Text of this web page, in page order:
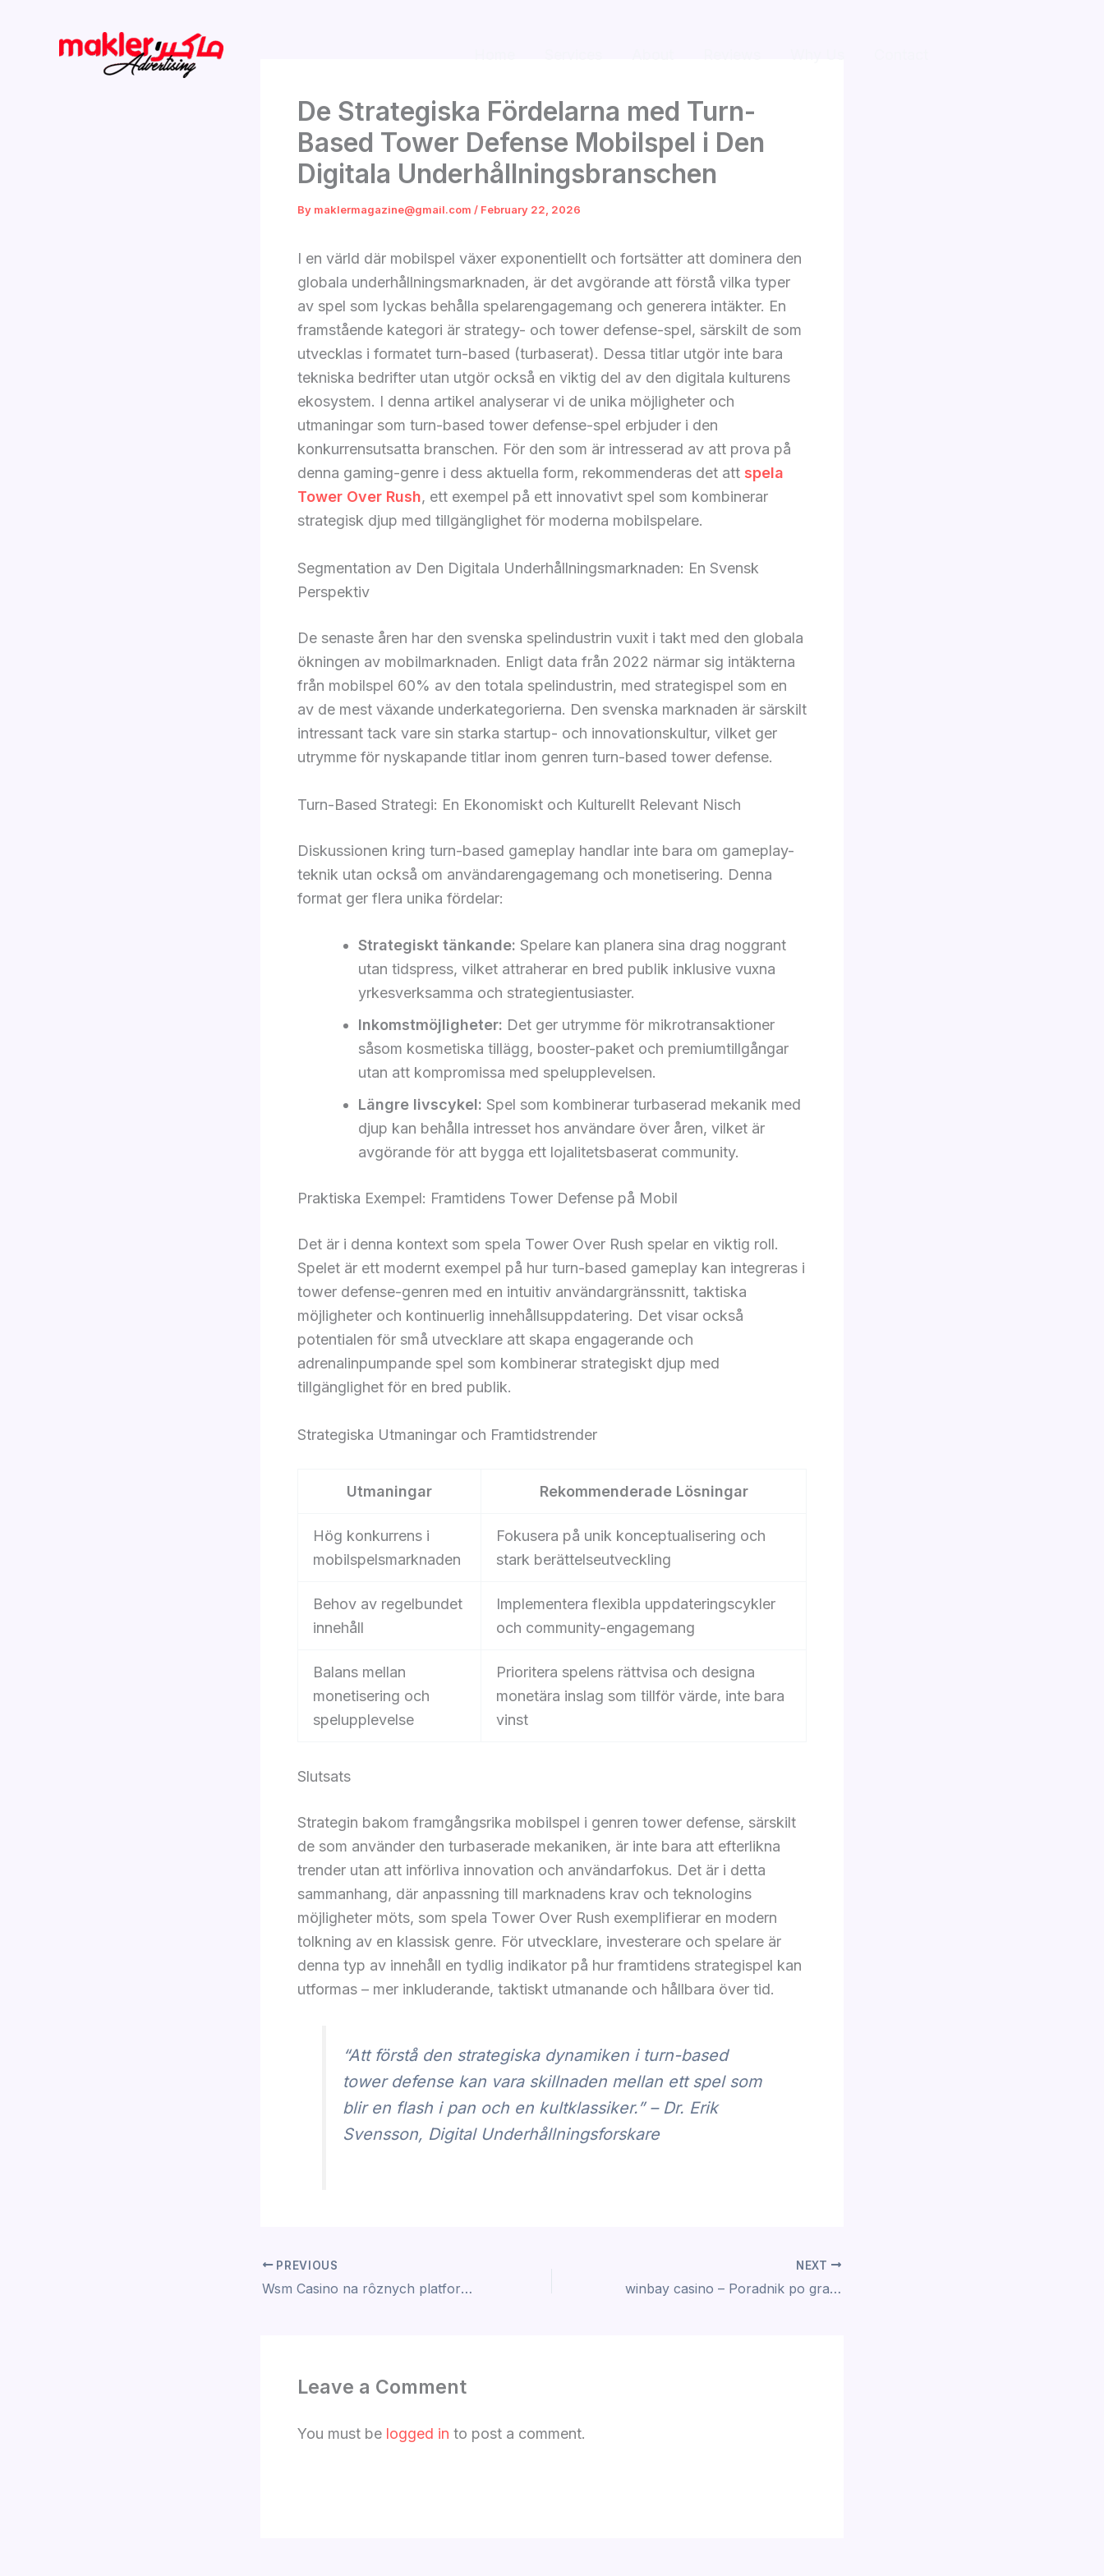
De Strategiska Fördelarna med Turn-
Based Tower Defense Mobilspel i Den
Digitala Underhållningsbranschen
By maklermagazine@gmail.com / February 22, 2026
I en värld där mobilspel växer exponentiellt och fortsätter att dominera den
globala underhållningsmarknaden, är det avgörande att förstå vilka typer
av spel som lyckas behålla spelarengagemang och generera intäkter. En
framstående kategori är strategy- och tower defense-spel, särskilt de som
utvecklas i formatet turn-based (turbaserat). Dessa titlar utgör inte bara
tekniska bedrifter utan utgör också en viktig del av den digitala kulturens
ekosystem. I denna artikel analyserar vi de unika möjligheter och
utmaningar som turn-based tower defense-spel erbjuder i den
konkurrensutsatta branschen. För den som är intresserad av att prova på
denna gaming-genre i dess aktuella form, rekommenderas det att spela
Tower Over Rush, ett exempel på ett innovativt spel som kombinerar
strategisk djup med tillgänglighet för moderna mobilspelare.
Segmentation av Den Digitala Underhållningsmarknaden: En Svensk
Perspektiv
De senaste åren har den svenska spelindustrin vuxit i takt med den globala
ökningen av mobilmarknaden. Enligt data från 2022 närmar sig intäkterna
från mobilspel 60% av den totala spelindustrin, med strategispel som en
av de mest växande underkategorierna. Den svenska marknaden är särskilt
intressant tack vare sin starka startup- och innovationskultur, vilket ger
utrymme för nyskapande titlar inom genren turn-based tower defense.
Turn-Based Strategi: En Ekonomiskt och Kulturellt Relevant Nisch
Diskussionen kring turn-based gameplay handlar inte bara om gameplay-
teknik utan också om användarengagemang och monetisering. Denna
format ger flera unika fördelar:
Strategiskt tänkande: Spelare kan planera sina drag noggrant
utan tidspress, vilket attraherar en bred publik inklusive vuxna
yrkesverksamma och strategientusiaster.
Inkomstmöjligheter: Det ger utrymme för mikrotransaktioner
såsom kosmetiska tillägg, booster-paket och premiumtillgångar
utan att kompromissa med spelupplevelsen.
Längre livscykel: Spel som kombinerar turbaserad mekanik med
djup kan behålla intresset hos användare över åren, vilket är
avgörande för att bygga ett lojalitetsbaserat community.
Praktiska Exempel: Framtidens Tower Defense på Mobil
Det är i denna kontext som spela Tower Over Rush spelar en viktig roll.
Spelet är ett modernt exempel på hur turn-based gameplay kan integreras i
tower defense-genren med en intuitiv användargränssnitt, taktiska
möjligheter och kontinuerlig innehållsuppdatering. Det visar också
potentialen för små utvecklare att skapa engagerande och
adrenalinpumpande spel som kombinerar strategiskt djup med
tillgänglighet för en bred publik.
Strategiska Utmaningar och Framtidstrender
Utmaningar Rekommenderade Lösningar
Hög konkurrens i
mobilspelsmarknaden
Fokusera på unik konceptualisering och
stark berättelseutveckling
Behov av regelbundet
innehåll
Implementera flexibla uppdateringscykler
och community-engagemang
Balans mellan
monetisering och
spelupplevelse
Prioritera spelens rättvisa och designa
monetära inslag som tillför värde, inte bara
vinst
Slutsats
Strategin bakom framgångsrika mobilspel i genren tower defense, särskilt
de som använder den turbaserade mekaniken, är inte bara att efterlikna
trender utan att införliva innovation och användarfokus. Det är i detta
sammanhang, där anpassning till marknadens krav och teknologins
möjligheter möts, som spela Tower Over Rush exemplifierar en modern
tolkning av en klassisk genre. För utvecklare, investerare och spelare är
denna typ av innehåll en tydlig indikator på hur framtidens strategispel kan
utformas – mer inkluderande, taktiskt utmanande och hållbara över tid.
“Att förstå den strategiska dynamiken i turn-based
tower defense kan vara skillnaden mellan ett spel som
blir en flash i pan och en kultklassiker.” – Dr. Erik
Svensson, Digital Underhållningsforskare
PREVIOUS
Wsm Casino na rôznych platformách: Kde si zahrať?
NEXT
winbay casino – Poradnik po grach na żywo
Leave a Comment
You must be logged in to post a comment.